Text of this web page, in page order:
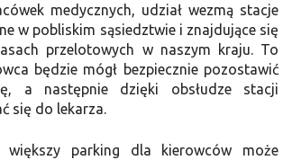
medycznych, udział wezmą stacje
w pobliskim sąsiedztwie i znajdujące się
przelotowych w naszym kraju. To
będzie mógł bezpiecznie pozostawić
a następnie dzięki obsłudze stacji
się do lekarza.
większy parking dla kierowców może